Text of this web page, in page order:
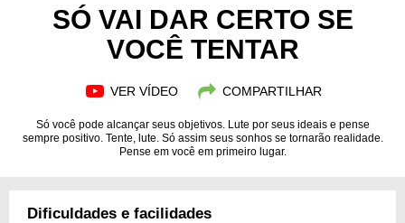
UNIVERSO FEMININO
MENSAGENS E FRASES MENSAGENS DE ANIVERSÁRIO
SÓ VAI DAR CERTO SE
VOCÊ TENTAR
VER VÍDEO COMPARTILHAR
Só você pode alcançar seus objetivos. Lute por seus ideais e pense
sempre positivo. Tente, lute. Só assim seus sonhos se tornarão realidade.
Pense em você em primeiro lugar.
Dificuldades e facilidades